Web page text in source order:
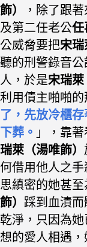
飾）
，除了跟
及第二任老公任
公威脅要把宋瑞
聽的刑警錄音
人，於是宋瑞萊
利用債主啪啪的
了，先放冷櫃
下葬。 」， 靠
瑞萊（湯唯飾）
何借用他人之
思縝密的她甚
飾） 踩到血漬
乾淨，只因為
想的愛人相遇